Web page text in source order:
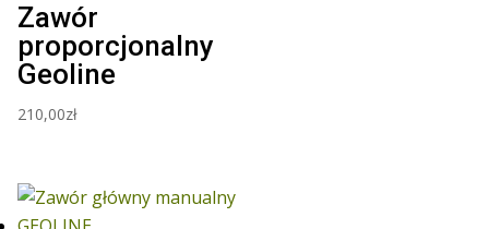
Zawór
proporcjonalny
Geoline
210,00zł